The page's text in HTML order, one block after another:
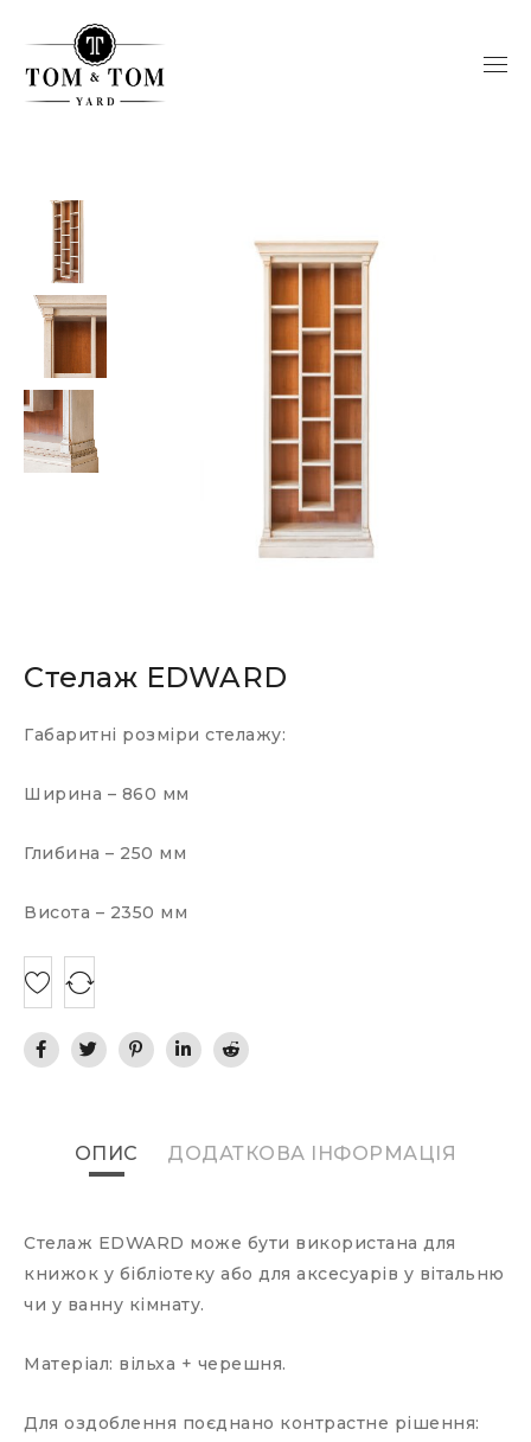
Стелаж EDWARD
Габаритні розміри стелажу:
Ширина – 860 мм
Глибина – 250 мм
Висота – 2350 мм
ОПИС ДОДАТКОВА ІНФОРМАЦІЯ
Стелаж EDWARD може бути використана для
книжок у бібліотеку або для аксесуарів у вітальню
чи у ванну кімнату.
Матеріал: вільха + черешня.
Для оздоблення поєднано контрастне рішення: